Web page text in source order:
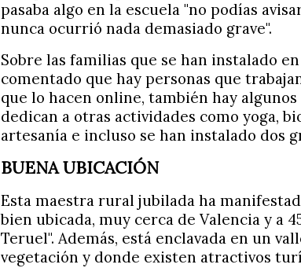
pasaba algo en la escuela "no podías
nunca ocurrió nada demasiado grave".
Sobre las familias que se han instalado
comentado que hay personas que
que lo hacen online, también hay
dedican a otras actividades como yoga,
artesanía e incluso se han instalado dos
BUENA UBICACIÓN
Esta maestra rural jubilada ha
bien ubicada, muy cerca de Valencia y a
Teruel". Además, está enclavada en un
vegetación y donde existen atractivos